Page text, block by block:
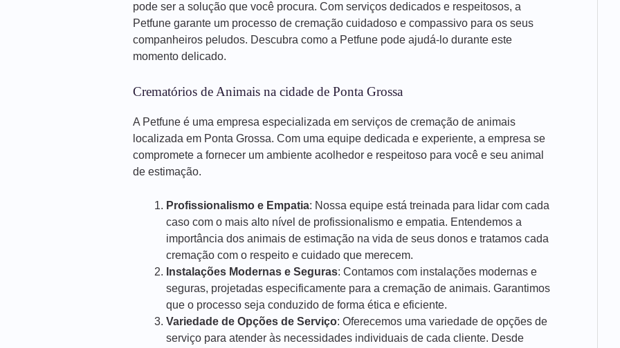
pode ser a solução que você procura. Com serviços dedicados e respeitosos, a
Petfune garante um processo de cremação cuidadoso e compassivo para os seus
companheiros peludos. Descubra como a Petfune pode ajudá-lo durante este
momento delicado.
Crematórios de Animais na cidade de Ponta Grossa
A Petfune é uma empresa especializada em serviços de cremação de animais
localizada em Ponta Grossa. Com uma equipe dedicada e experiente, a empresa se
compromete a fornecer um ambiente acolhedor e respeitoso para você e seu animal
de estimação.
Profissionalismo e Empatia: Nossa equipe está treinada para lidar com cada
caso com o mais alto nível de profissionalismo e empatia. Entendemos a
importância dos animais de estimação na vida de seus donos e tratamos cada
cremação com o respeito e cuidado que merecem.
Instalações Modernas e Seguras: Contamos com instalações modernas e
seguras, projetadas especificamente para a cremação de animais. Garantimos
que o processo seja conduzido de forma ética e eficiente.
Variedade de Opções de Serviço: Oferecemos uma variedade de opções de
serviço para atender às necessidades individuais de cada cliente. Desde